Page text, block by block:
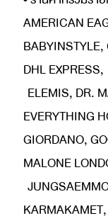
AMERICAN
DHL EXPRESS,
ELEMIS, DR.
EVERYTHING
GIORDANO,
MALONE